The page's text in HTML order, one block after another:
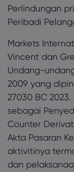
Perlindungan
Peribadi
Markets
Vincent dan
Undang-
2009 yang
27030 BC
sebagai
Counter
Akta Pasaran
aktivitinya
dan